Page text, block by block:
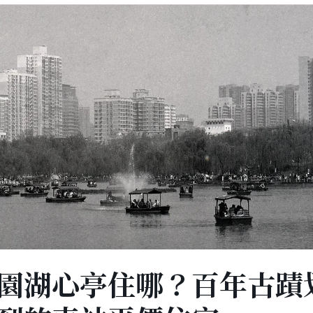
湖心亭住哪？百年古蹟